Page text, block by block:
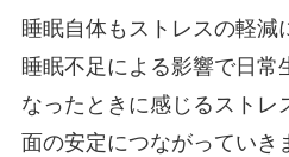
睡眠自体もストレスの軽減
睡眠不足による影響で日常
なったときに感じるストレ
面の安定につながっていき